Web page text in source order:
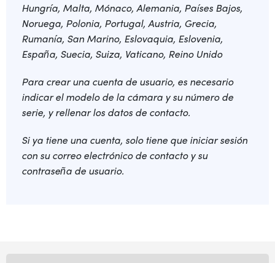
Hungría, Malta, Mónaco, Alemania, Países Bajos,
Noruega, Polonia, Portugal, Austria, Grecia,
Rumanía, San Marino, Eslovaquia, Eslovenia,
España, Suecia, Suiza, Vaticano, Reino Unido
Para crear una cuenta de usuario, es necesario
indicar el modelo de la cámara y su número de
serie, y rellenar los datos de contacto.
Si ya tiene una cuenta, solo tiene que iniciar sesión
con su correo electrónico de contacto y su
contraseña de usuario.